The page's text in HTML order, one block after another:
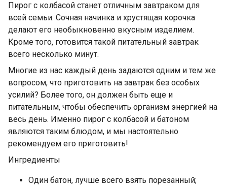
Пирог с колбасой станет отличным завтраком для
всей семьи. Сочная начинка и хрустящая корочка
делают его необыкновенно вкусным изделием.
Кроме того, готовится такой питательный завтрак
всего несколько минут.
Многие из нас каждый день задаются одним и тем же
вопросом, что приготовить на завтрак без особых
усилий? Более того, он должен быть еще и
питательным, чтобы обеспечить организм энергией на
весь день. Именно пирог с колбасой и батоном
являются таким блюдом, и мы настоятельно
рекомендуем его приготовить!
Ингредиенты
Один батон, лучше всего взять порезанный;